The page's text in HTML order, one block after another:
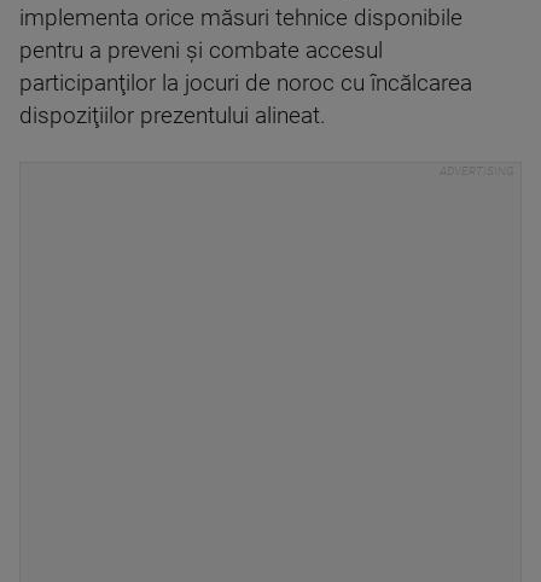
implementa orice măsuri tehnice disponibile
pentru a preveni şi combate accesul
participanţilor la jocuri de noroc cu încălcarea
dispoziţiilor prezentului alineat.